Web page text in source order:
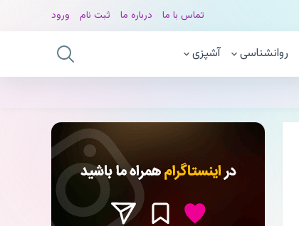
تماس با ما درباره ما ثبت نام ورود
روانشناسی آشپزی